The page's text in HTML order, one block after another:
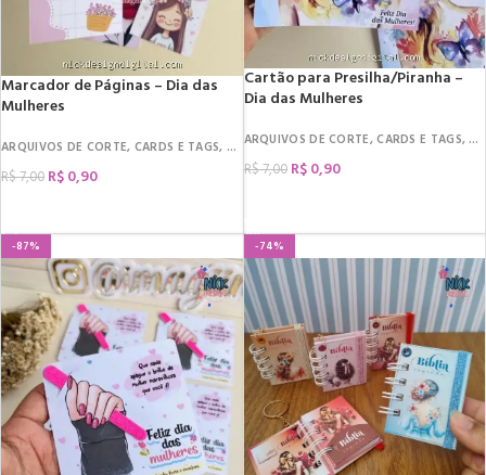
Marcador de Páginas – Dia das
Mulheres
ARQUIVOS DE CORTE, CARDS E TAGS, DATAS COMEMORATIVAS , DIA DA MULHER,
R$7,00 R$0,90
Cartão para Presilha/Piranha –
Dia das Mulheres
ARQUIVOS DE CORTE,CARDS E TAGS,
R$7,00 R$0,90
-87% -74%